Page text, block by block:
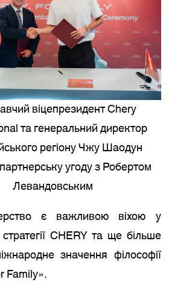
віцепрезидент Chery
та генеральний директор
регіону Чжу Шаодун
угоду з Робертом
Левандовським
є важливою віхою у
стратегії CHERY та ще більше
значення філософії
Family».